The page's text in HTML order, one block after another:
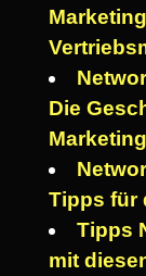
Die
Tipps für
Tipps
mit